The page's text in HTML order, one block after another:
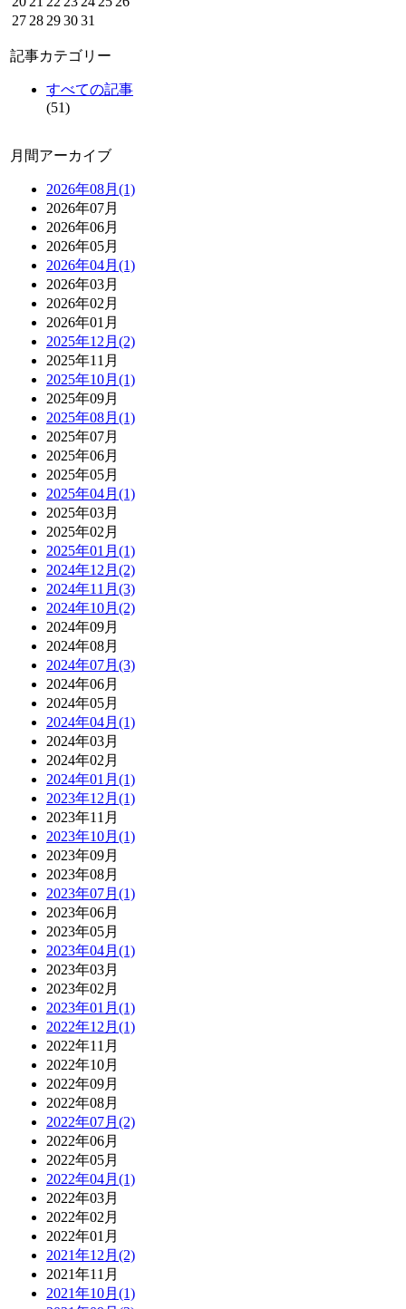
2728293031
記事カテゴリー
すべての記事
(51)
月間アーカイブ
2026年08月(1)
2026年07月
2026年06月
2026年05月
2026年04月(1)
2026年03月
2026年02月
2026年01月
2025年12月(2)
2025年11月
2025年10月(1)
2025年09月
2025年08月(1)
2025年07月
2025年06月
2025年05月
2025年04月(1)
2025年03月
2025年02月
2025年01月(1)
2024年12月(2)
2024年11月(3)
2024年10月(2)
2024年09月
2024年08月
2024年07月(3)
2024年06月
2024年05月
2024年04月(1)
2024年03月
2024年02月
2024年01月(1)
2023年12月(1)
2023年11月
2023年10月(1)
2023年09月
2023年08月
2023年07月(1)
2023年06月
2023年05月
2023年04月(1)
2023年03月
2023年02月
2023年01月(1)
2022年12月(1)
2022年11月
2022年10月
2022年09月
2022年08月
2022年07月(2)
2022年06月
2022年05月
2022年04月(1)
2022年03月
2022年02月
2022年01月
2021年12月(2)
2021年11月
2021年10月(1)